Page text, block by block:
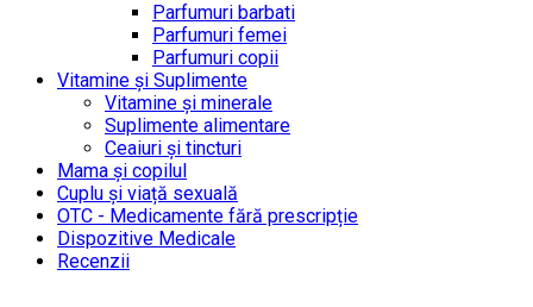
Parfumuri barbati
Parfumuri femei
Parfumuri copii
Vitamine și Suplimente
Vitamine și minerale
Suplimente alimentare
Ceaiuri și tincturi
Mama și copilul
Cuplu și viață sexuală
OTC - Medicamente fără prescripție
Dispozitive Medicale
Recenzii